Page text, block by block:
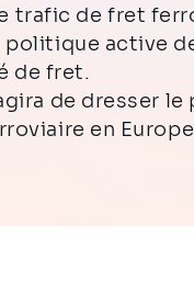
trafic de fret
active
de fret.
de dresser le
en